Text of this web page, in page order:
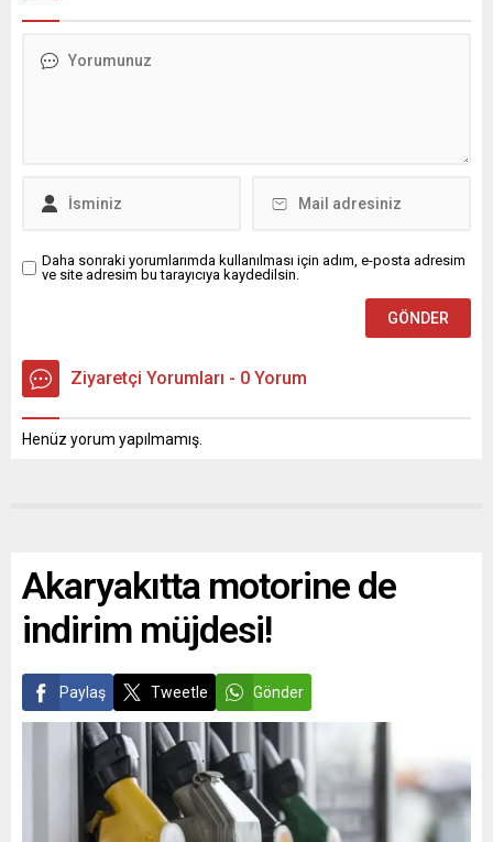
Daha sonraki yorumlarımda kullanılması için adım, e-posta adresim
ve site adresim bu tarayıcıya kaydedilsin.
Ziyaretçi Yorumları - 0 Yorum
Henüz yorum yapılmamış.
Akaryakıtta motorine de
indirim müjdesi!
Paylaş Tweetle Gönder